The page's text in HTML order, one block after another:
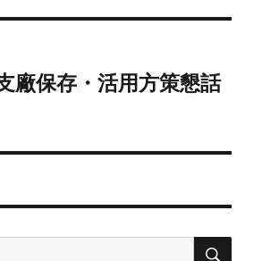
廠保存・活用方策懇話
検